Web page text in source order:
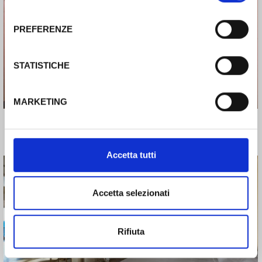
consenso
PREFERENZE
STATISTICHE
MARKETING
Accetta tutti
Accetta selezionati
Rifiuta